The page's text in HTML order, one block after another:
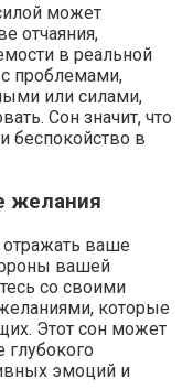
может
отчаяния,
в реальной
проблемами,
или силами,
Сон значит, что
беспокойство в
желания
ваше
вашей
со своими
которые
Этот сон может
глубокого
эмоций и